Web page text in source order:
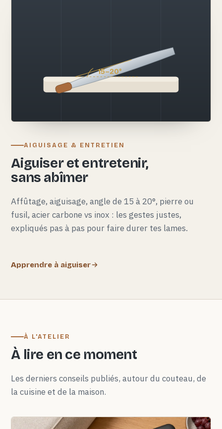
15–20°
AIGUISAGE & ENTRETIEN
Aiguiser et entretenir,
sans abîmer
Affûtage, aiguisage, angle de 15 à 20°, pierre ou
fusil, acier carbone vs inox : les gestes justes,
expliqués pas à pas pour faire durer tes lames.
Apprendre à aiguiser
À L'ATELIER
À lire en ce moment
Les derniers conseils publiés, autour du couteau, de
la cuisine et de la maison.